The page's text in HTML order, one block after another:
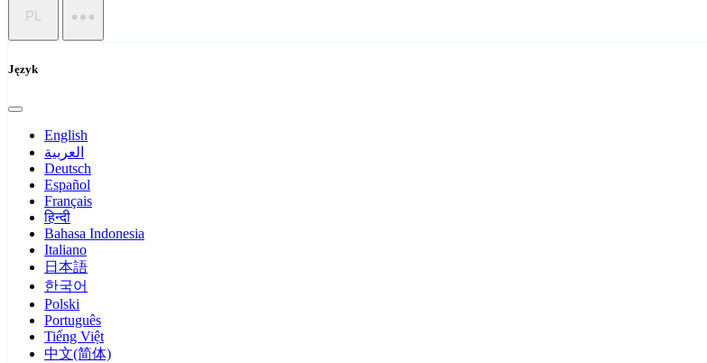
PL
Język
English
العربية
Deutsch
Español
Français
हिन्दी
Bahasa Indonesia
Italiano
日本語
한국어
Polski
Português
Tiếng Việt
中文(简体)